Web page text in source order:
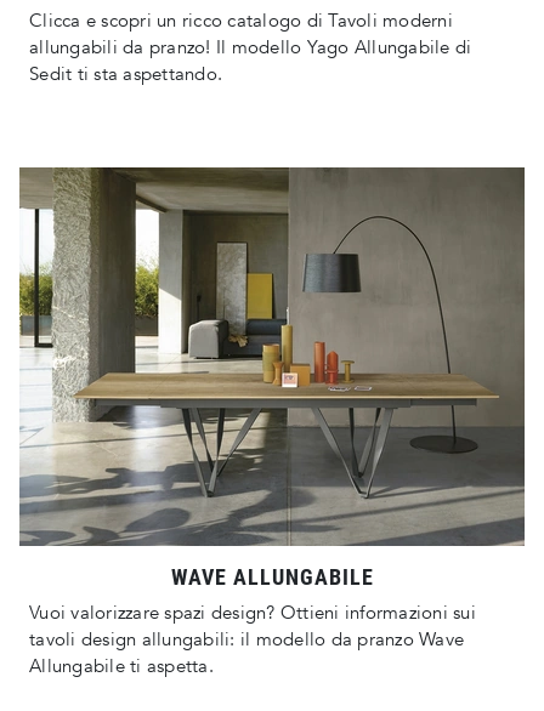
Clicca e scopri un ricco catalogo di Tavoli moderni
allungabili da pranzo! Il modello Yago Allungabile di
Sedit ti sta aspettando.
WAVE ALLUNGABILE
Vuoi valorizzare spazi design? Ottieni informazioni sui
tavoli design allungabili: il modello da pranzo Wave
Allungabile ti aspetta.